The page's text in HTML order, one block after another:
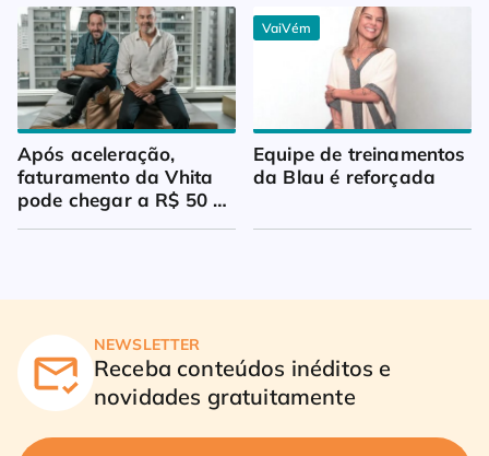
Após aceleração,
faturamento da Vhita
pode chegar a R$ 50
milhões
VaiVém
Equipe de treinamentos
da Blau é reforçada
NEWSLETTER
Receba conteúdos inéditos e
novidades gratuitamente